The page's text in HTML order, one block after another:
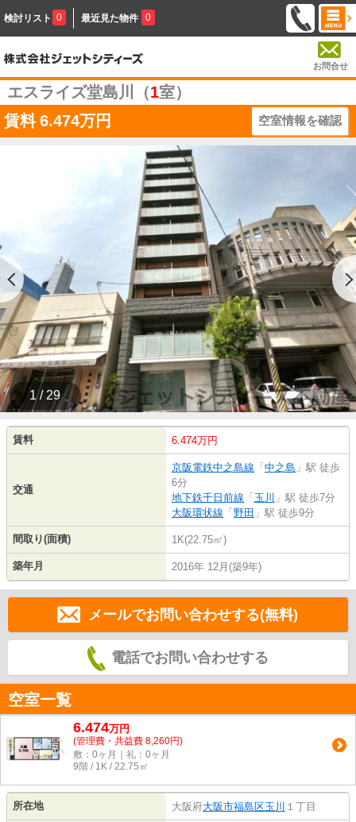
検討リスト 0 最近見た物件 0
お問合せ
エスライズ堂島川（1室）
賃料 6.474万円 空室情報を確認
1 / 29
賃料 6.474万円
交通
京阪電鉄中之島線 「 中之島 」駅 徒歩
6分
地下鉄千日前線 「 玉川 」駅 徒歩7分
大阪環状線 「 野田 」駅 徒歩9分
間取り(面積) 1K(22.75㎡)
築年月 2016年 12月(築9年)
メールでお問い合わせする(無料)
電話でお問い合わせする
空室一覧
6.474万円
(管理費・共益費 8,260円)
敷：0ヶ月｜礼：0ヶ月
9階 / 1K / 22.75㎡
所在地 大阪府大阪市福島区玉川 １丁目